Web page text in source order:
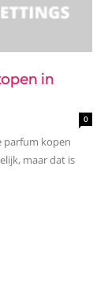
in
0
parfum kopen
maar dat is